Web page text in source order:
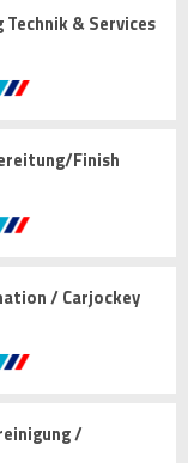
& Services
Finish
/ Carjockey
/